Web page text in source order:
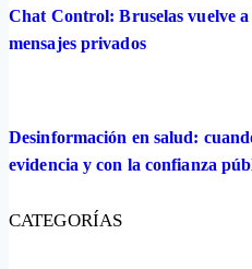
Chat Control: Bruselas vuelve
mensajes privados
Desinformación en salud:
evidencia y con la confianza
CATEGORÍAS